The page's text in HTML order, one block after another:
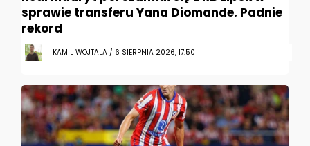
sprawie transferu Yana Diomande. Padnie
rekord
KAMIL WOJTALA / 6 SIERPNIA 2026, 17:50